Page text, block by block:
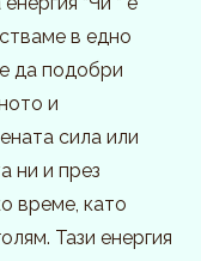
в едно
да подобри
и
сила или
ни и през
време, като
Тази енергия